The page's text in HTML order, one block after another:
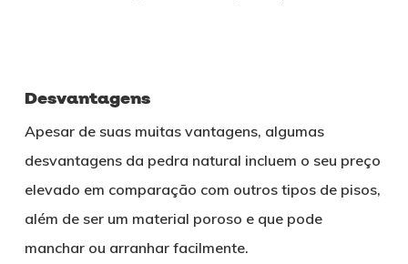
Desvantagens
Apesar de suas muitas vantagens, algumas
desvantagens da pedra natural incluem o seu preço
elevado em comparação com outros tipos de pisos,
além de ser um material poroso e que pode
manchar ou arranhar facilmente.